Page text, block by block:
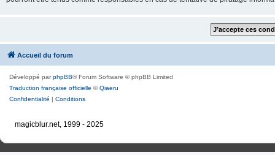
Accueil du forum
Développé parphpBB® Forum Software © phpBB Limited
Traduction française officielle ©Qiaeru
Confidentialité | Conditions
magicblur.net, 1999 - 2025